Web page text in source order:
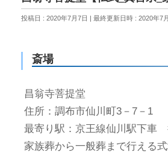
投稿日 : 2020年7月7日 最終更新日時 : 2020年7
斎場
昌翁寺菩提堂
住所：調布市仙川町3－7－1
最寄り駅：京王線仙川駅下車
家族葬から一般葬まで行える